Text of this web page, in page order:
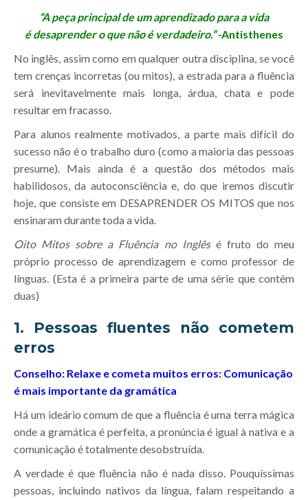
“A peça principal de um aprendizado para a vida
édesaprender o que não é verdadeiro.”-Antisthenes
No inglês, assim como em qualquer outra disciplina, se você
tem crenças incorretas (ou mitos), a estrada para a fluência
será inevitavelmente mais longa, árdua, chata e pode
resultar em fracasso.
Para alunos realmente motivados, a parte mais difícil do
sucesso não é o trabalho duro (como a maioria das pessoas
presume). Mais ainda é a questão dos métodos mais
habilidosos, da autoconsciência e, do que iremos discutir
hoje, que consiste em DESAPRENDER OS MITOS que nos
ensinaram durante toda a vida.
Oito Mitos sobre a Fluência no Inglês é fruto do meu
próprio processo de aprendizagem e como professor de
línguas. (Esta é a primeira parte de uma série que contém
duas)
1. Pessoas fluentes não cometem
erros
Conselho: Relaxe e cometa muitos erros: Comunicação
é mais importante da gramática
Há um ideário comum de que a fluência é uma terra mágica
onde a gramática é perfeita, a pronúncia é igual à nativa e a
comunicação é totalmente desobstruída.
A verdade é que fluência não é nada disso. Pouquíssimas
pessoas, incluindo nativos da língua, falam respeitando a